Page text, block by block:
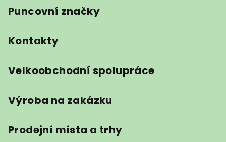
Puncovní značky
Kontakty
Velkoobchodní spolupráce
Výroba na zakázku
Prodejní místa a trhy